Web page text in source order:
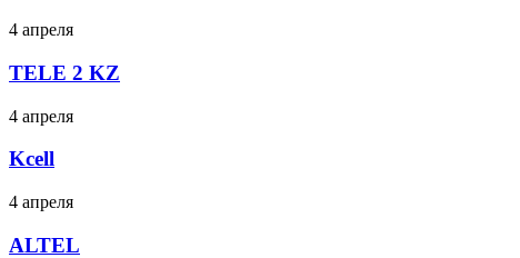
4 апреля
TELE 2 KZ
4 апреля
Kcell
4 апреля
ALTEL